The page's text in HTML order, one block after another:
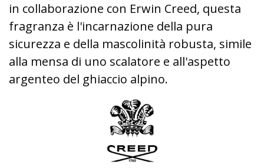
in collaborazione con Erwin Creed, questa
fragranza è l'incarnazione della pura
sicurezza e della mascolinità robusta, simile
alla mensa di uno scalatore e all'aspetto
argenteo del ghiaccio alpino.